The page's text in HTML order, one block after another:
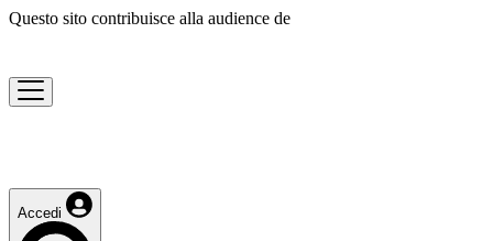
Questo sito contribuisce alla audience de
Accedi